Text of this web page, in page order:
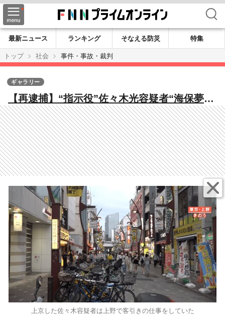
検索
最新ニュース ランキング そなえる防災
特集
トップ
社会 事件・事故・裁判
【再逮捕】“指示役”佐々木光容疑者“海保夢見
た”福岡での少年時代…自身のスナック閉店金
銭トラブルで上京へ 宝島龍太郎さん夫婦殺
害
ギャラリー
上京した佐々木容疑者は上野で客引きの仕事をしていた